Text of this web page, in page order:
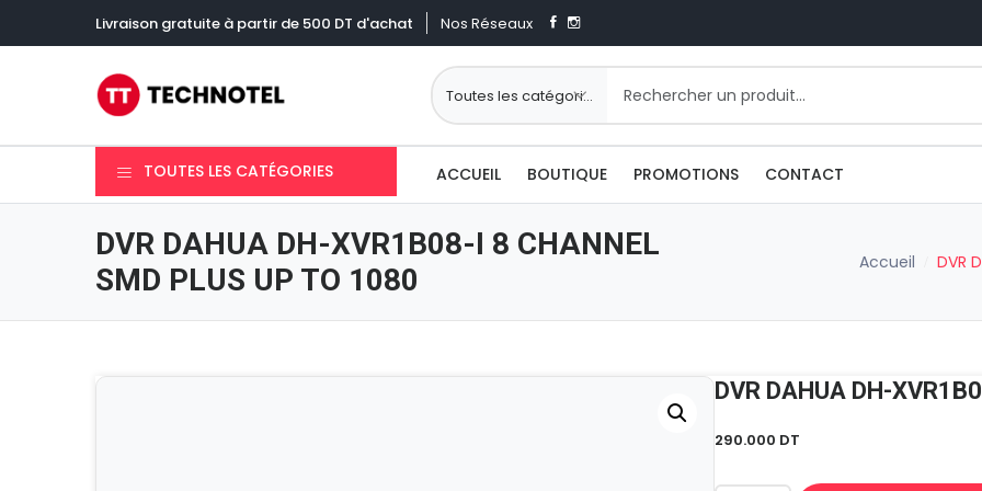
Livraison gratuite à partir de 500 DT d'achat Nos Réseaux
TOUTES LES CATÉGORIES ACCUEIL BOUTIQUE PROMOTIONS CONTACT
DVR DAHUA DH-XVR1B08-I 8 CHANNEL
SMD PLUS UP TO 1080
Accueil DVR
290.000 DT